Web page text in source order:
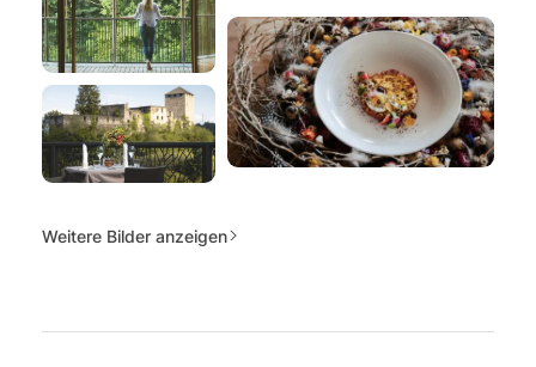
Weitere Bilder anzeigen